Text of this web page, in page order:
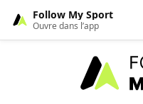
Follow My Sport
Ouvre dans l’app